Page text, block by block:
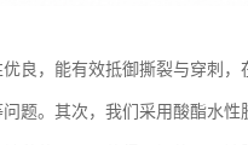
良，能有效抵御撕裂与穿刺，
题。其次，我们采用酸酯水性